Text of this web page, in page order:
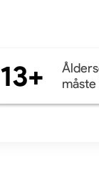
13+
måste